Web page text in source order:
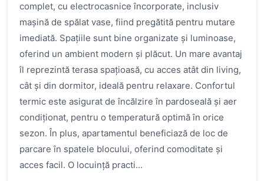
complet, cu electrocasnice încorporate, inclusiv
mașină de spălat vase, fiind pregătită pentru mutare
imediată. Spațiile sunt bine organizate și luminoase,
oferind un ambient modern și plăcut. Un mare avantaj
îl reprezintă terasa spațioasă, cu acces atât din living,
cât și din dormitor, ideală pentru relaxare. Confortul
termic este asigurat de încălzire în pardoseală și aer
condiționat, pentru o temperatură optimă în orice
sezon. În plus, apartamentul beneficiază de loc de
parcare în spatele blocului, oferind comoditate și
acces facil. O locuință practi...